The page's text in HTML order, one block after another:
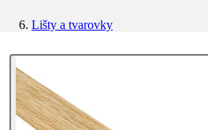
Lišty a tvarovky